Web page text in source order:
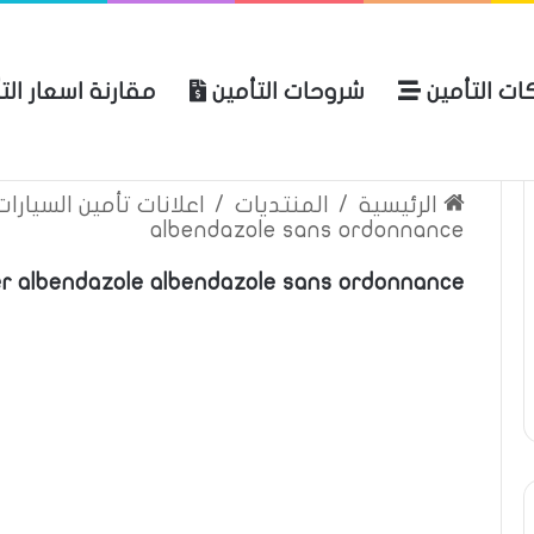
التأمين شروحات التأمين مقارنة اسعار للتأمين الرئيسية عن
الرئيسية / المنتديات / اعلانات تأمين
albendazole sans ordonnance
albendazole albendazole sans ordonnance